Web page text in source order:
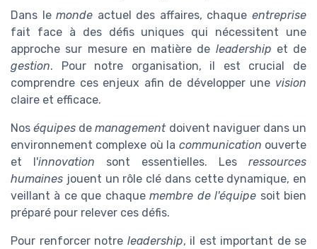
Dans lemonde actuel des affaires, chaqueentreprise
fait face à des défis uniques qui nécessitent une
approche sur mesure en matière de leadership et de
gestion. Pour notre organisation, il est crucial de
comprendre ces enjeux afin de développer une vision
claire et efficace.
Noséquipes demanagementdoivent naviguer dans un
environnement complexe où la communication ouverte
et l'innovation sont essentielles. Les ressources
humaines jouent un rôle clé dans cette dynamique, en
veillant à ce que chaquemembre de l'équipe soit bien
préparé pour relever ces défis.
Pour renforcer notre leadership, il est important de se